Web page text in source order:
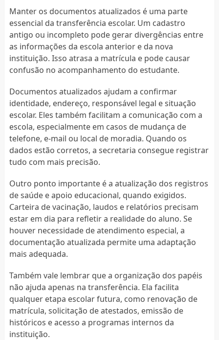
Manter os documentos atualizados é uma parte
essencial da transferência escolar. Um cadastro
antigo ou incompleto pode gerar divergências entre
as informações da escola anterior e da nova
instituição. Isso atrasa a matrícula e pode causar
confusão no acompanhamento do estudante.
Documentos atualizados ajudam a confirmar
identidade, endereço, responsável legal e situação
escolar. Eles também facilitam a comunicação com a
escola, especialmente em casos de mudança de
telefone, e-mail ou local de moradia. Quando os
dados estão corretos, a secretaria consegue registrar
tudo com mais precisão.
Outro ponto importante é a atualização dos registros
de saúde e apoio educacional, quando exigidos.
Carteira de vacinação, laudos e relatórios precisam
estar em dia para refletir a realidade do aluno. Se
houver necessidade de atendimento especial, a
documentação atualizada permite uma adaptação
mais adequada.
Também vale lembrar que a organização dos papéis
não ajuda apenas na transferência. Ela facilita
qualquer etapa escolar futura, como renovação de
matrícula, solicitação de atestados, emissão de
históricos e acesso a programas internos da
instituição.